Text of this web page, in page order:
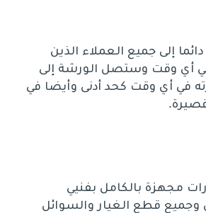
إلى جميع العملاء الذين
أي وقت وستصل الورشة إلى
في أي وقت كحد أدنى وأيضا في
مجهزة بالكامل بفنيي
وجميع قطع الغيار والسوائل